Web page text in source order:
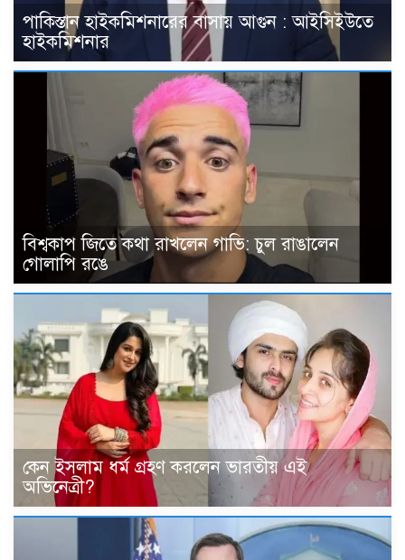
পাকিস্তান হাইকমিশনারের বাসায় আগুন : আইসিইউতে
হাইকমিশনার
বিশ্বকাপ জিতে কথা রাখলেন গাভি: চুল রাঙালেন
গোলাপি রঙে
কেন ইসলাম ধর্ম গ্রহণ করলেন ভারতীয় এই
অভিনেত্রী?